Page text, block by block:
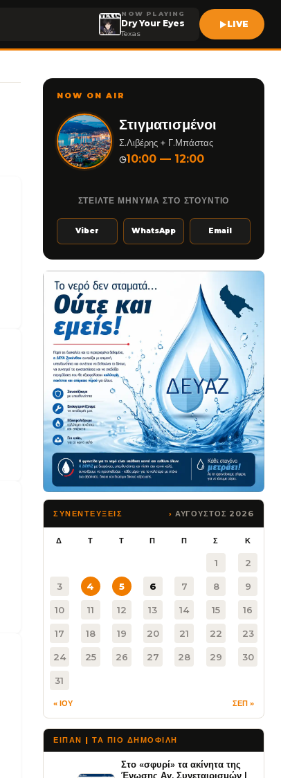
NOW PLAYING
Dry Your Eyes
Texas
LIVE
NOW ON AIR
Στιγματισμένοι
Σ.Λιβέρης + Γ.Μπάστας
◷10:00 — 12:00
ΣΤΕΙΛΤΕ ΜΗΝΥΜΑ ΣΤΟ ΣΤΟΥΝΤΙΟ
Viber WhatsApp Email
ΣΥΝΕΝΤΕΥΞΕΙΣ ΑΥΓΟΥΣΤΟΣ 2026
Δ Τ Τ Π Π Σ Κ
1 2
3 4 5 6 7 8 9
10 11 12 13 14 15 16
17 18 19 20 21 22 23
24 25 26 27 28 29 30
31
« ΙΟΥ ΣΕΠ »
ΕΙΠΑΝ | ΤΑ ΠΙΟ ΔΗΜΟΦΙΛΉ
Στο «σφυρί» τα ακίνητα της
Ένωσης Αγ. Συνεταιρισμών |